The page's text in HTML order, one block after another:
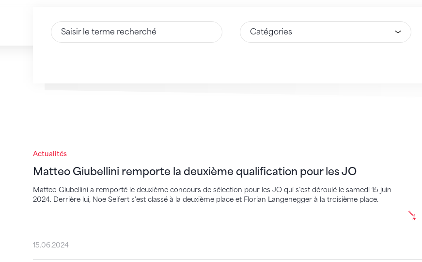
Saisir du texte Sélectionnez une option
Actualités
Matteo Giubellini remporte la deuxième qualification pour les JO
Matteo Giubellini a remporté le deuxième concours de sélection pour les JO qui s’est déroulé le samedi 15 juin
2024. Derrière lui, Noe Seifert s’est classé à la deuxième place et Florian Langenegger à la troisième place.
Matteo Giubellini remporte la deuxième qualification pour les JO
15.06.2024